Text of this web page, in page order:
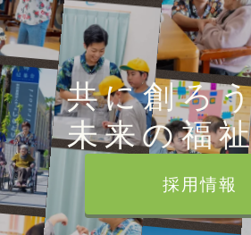
共に創ろ
未来の福
採用情報